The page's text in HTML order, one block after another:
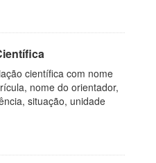
científica com nome
nome do orientador,
situação, unidade